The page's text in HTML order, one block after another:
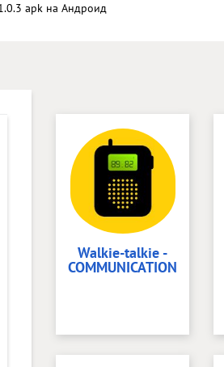
apk на Андроид
Walkie-talkie -
COMMUNICATION